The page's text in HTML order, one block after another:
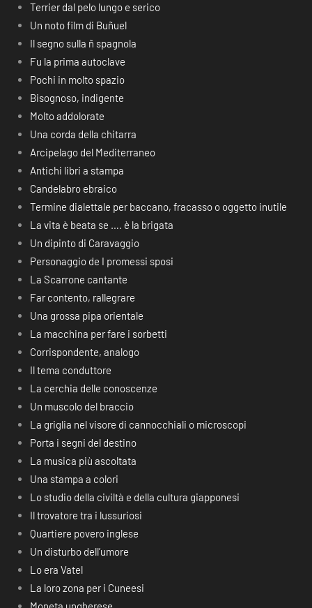
Terrier dal pelo lungo e serico
Un noto film di Buñuel
Il segno sulla ñ spagnola
Fu la prima autoclave
Pochi in molto spazio
Bisognoso, indigente
Molto addolorate
Una corda della chitarra
Arcipelago del Mediterraneo
Antichi libri a stampa
Candelabro ebraico
Termine dialettale per baccano, fracasso o oggetto inutile
La vita è beata se …. è la brigata
Un dipinto di Caravaggio
Personaggio de I promessi sposi
La Scarrone cantante
Far contento, rallegrare
Una grossa pipa orientale
La macchina per fare i sorbetti
Corrispondente, analogo
Il tema conduttore
La cerchia delle conoscenze
Un muscolo del braccio
La griglia nel visore di cannocchiali o microscopi
Porta i segni del destino
La musica più ascoltata
Una stampa a colori
Lo studio della civiltà e della cultura giapponesi
Il trovatore tra i lussuriosi
Quartiere povero inglese
Un disturbo dell’umore
Lo era Vatel
La loro zona per i Cuneesi